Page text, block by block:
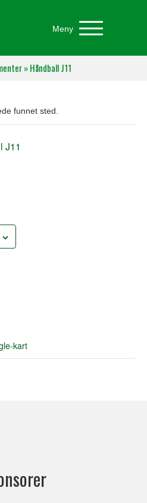
Meny
»Håndball J11
funnet sted.
J11
kart